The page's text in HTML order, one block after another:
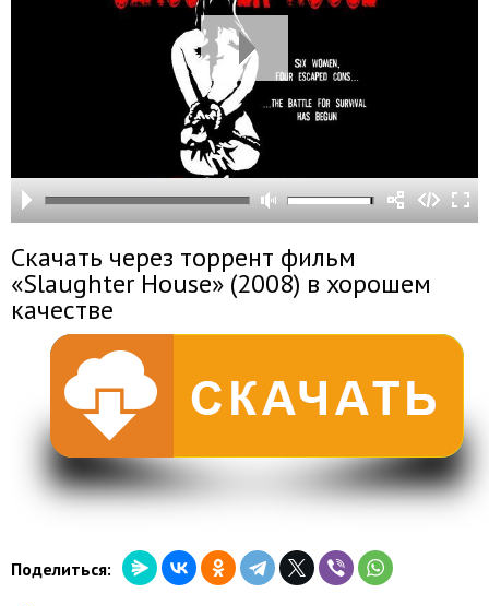
Скачать через торрент фильм
«Slaughter House» (2008) в хорошем
качестве
Поделиться: